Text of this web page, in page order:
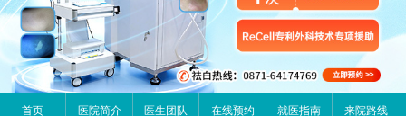
首页 医院简介 医生团队 在线预约 就医指南 来院路线